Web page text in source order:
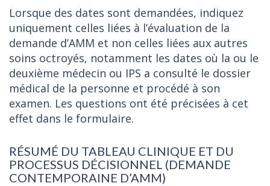
Lorsque des dates sont demandées, indiquez
uniquement celles liées à l’évaluation de la
demande d’AMM et non celles liées aux autres
soins octroyés, notamment les dates où la ou le
deuxième médecin ou IPS a consulté le dossier
médical de la personne et procédé à son
examen. Les questions ont été précisées à cet
effet dans le formulaire.
RÉSUMÉ DU TABLEAU CLINIQUE ET DU
PROCESSUS DÉCISIONNEL (DEMANDE
CONTEMPORAINE D’AMM)